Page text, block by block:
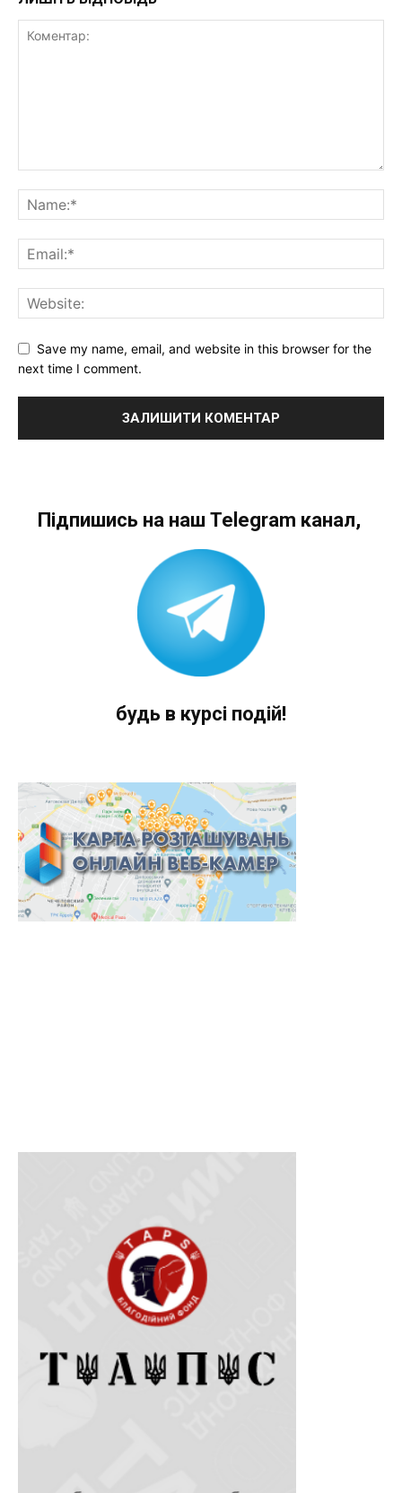
Save my name, email, and website in this browser for the
next time I comment.
Підпишись на наш Telegram канал,
будь в курсі подій!